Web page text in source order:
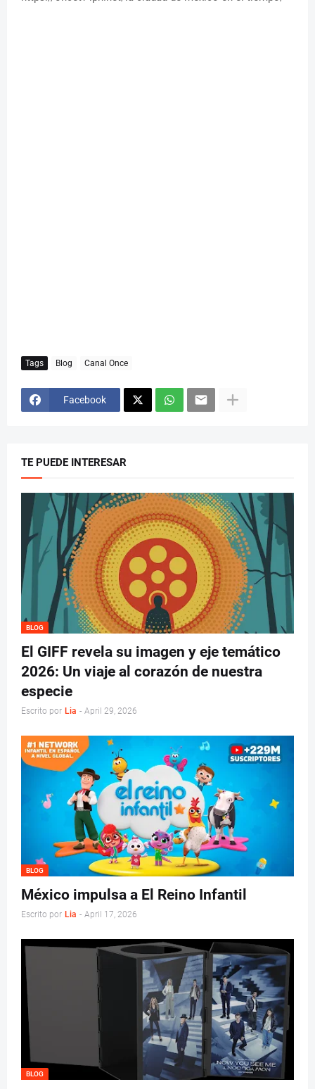
Tags Blog Canal Once
Facebook
TE PUEDE INTERESAR
BLOG
El GIFF revela su imagen y eje temático
2026: Un viaje al corazón de nuestra
especie
Escrito por Lia - April 29, 2026
BLOG
México impulsa a El Reino Infantil
Escrito por Lia - April 17, 2026
BLOG